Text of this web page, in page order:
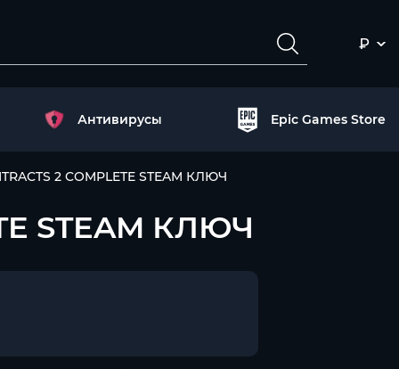
₽
Антивирусы Epic Games Store
2 COMPLETE STEAM КЛЮЧ
STEAM КЛЮЧ